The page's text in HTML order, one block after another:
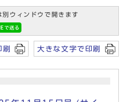
ウィンドウで開きます
刷 大きな文字で印刷